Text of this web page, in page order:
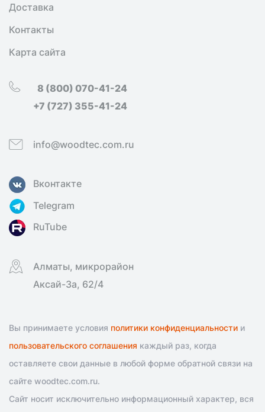
Доставка
Контакты
Карта сайта
8 (800) 070-41-24
+7 (727) 355-41-24
info@woodtec.com.ru
Вконтакте
Telegram
RuTube
Алматы, микрорайон
Аксай-3а, 62/4
Вы принимаете условия политики конфиденциальности и
пользовательского соглашения каждый раз, когда
оставляете свои данные в любой форме обратной связи на
сайте woodtec.com.ru.
Сайт носит исключительно информационный характер, вся